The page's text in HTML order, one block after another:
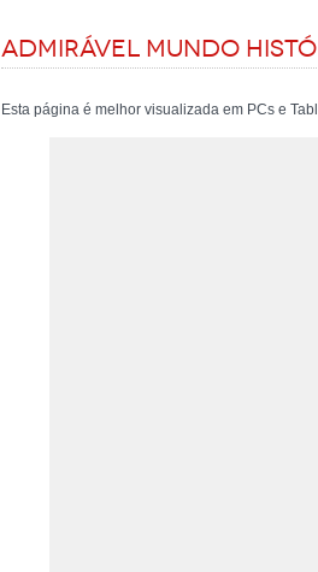
ADMIRÁVEL MUNDO
Esta página é melhor visualizada em PCs e